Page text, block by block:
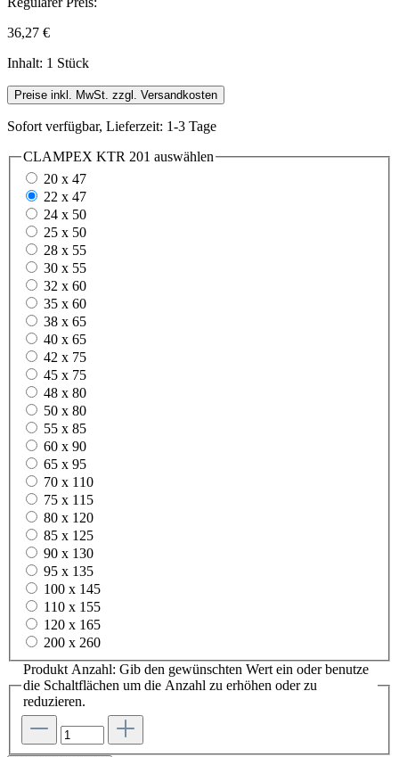
36,27 €
Inhalt: 1 Stück
Preise inkl. MwSt. zzgl. Versandkosten
Sofort verfügbar, Lieferzeit: 1-3 Tage
CLAMPEX KTR 201 auswählen
20 x 47
22 x 47
24 x 50
25 x 50
28 x 55
30 x 55
32 x 60
35 x 60
38 x 65
40 x 65
42 x 75
45 x 75
48 x 80
50 x 80
55 x 85
60 x 90
65 x 95
70 x 110
75 x 115
80 x 120
85 x 125
90 x 130
95 x 135
100 x 145
110 x 155
120 x 165
200 x 260
Produkt Anzahl: Gib den gewünschten Wert ein oder benutze
die Schaltflächen um die Anzahl zu erhöhen oder zu
reduzieren.